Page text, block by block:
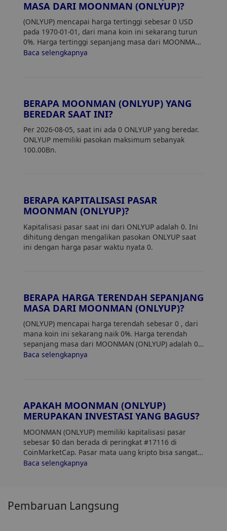
MASA DARI MOONMAN (ONLYUP)?
(ONLYUP) mencapai harga tertinggi sebesar 0 USD
pada 1970-01-01, dari mana koin ini sekarang turun
0%. Harga tertinggi sepanjang masa dari MOONMAN
(ONLYUP) adalah 0. Harga saat ini dari ONLYUP turun
Baca selengkapnya
BERAPA MOONMAN (ONLYUP) YANG
BEREDAR SAAT INI?
Per 2026-08-05, saat ini ada 0 ONLYUP yang beredar.
ONLYUP memiliki pasokan maksimum sebanyak
100.00Bn.
BERAPA KAPITALISASI PASAR
MOONMAN (ONLYUP)?
Kapitalisasi pasar saat ini dari ONLYUP adalah 0. Ini
dihitung dengan mengalikan pasokan ONLYUP saat
ini dengan harga pasar waktu nyata 0.
BERAPA HARGA TERENDAH SEPANJANG
MASA DARI MOONMAN (ONLYUP)?
(ONLYUP) mencapai harga terendah sebesar 0 , dari
mana koin ini sekarang naik 0%. Harga terendah
sepanjang masa dari MOONMAN (ONLYUP) adalah 0.
Harga saat ini dari ONLYUP naik 0% dari harga
Baca selengkapnya
APAKAH MOONMAN (ONLYUP)
MERUPAKAN INVESTASI YANG BAGUS?
MOONMAN (ONLYUP) memiliki kapitalisasi pasar
sebesar $0 dan berada di peringkat #17116 di
CoinMarketCap. Pasar mata uang kripto bisa sangat
fluktuatif, jadi pastikan untuk melakukan riset sendiri
ONLYUP.
Baca selengkapnya
Pembaruan Langsung